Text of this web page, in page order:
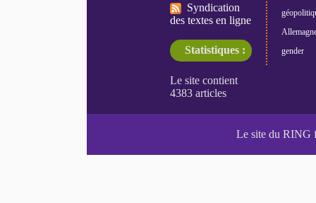
Syndication
des textes en ligne
Statistiques :
gender
Le site du RING